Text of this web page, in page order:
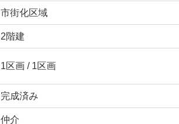
市街化区域
2階建
1区画 / 1区画
完成済み
仲介